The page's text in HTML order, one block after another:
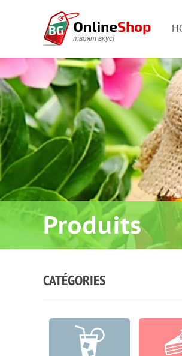
твоят вкус!
Produits
CATÉGORIES